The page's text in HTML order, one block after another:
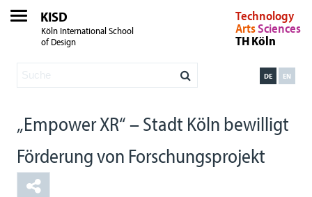
KISD
Köln International School
of Design
Technology
ArtsSciences
TH Köln
EN
DE
„Empower XR“ – Stadt Köln bewilligt
Förderung von Forschungsprojekt